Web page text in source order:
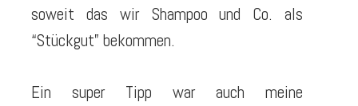
soweit das wir Shampoo und Co. als
“Stückgut” bekommen.
Ein super Tipp war auch meine